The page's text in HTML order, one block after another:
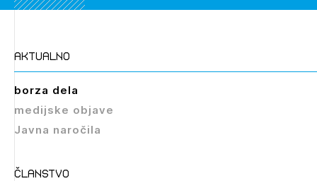
aktualno
borza dela
medijske objave
Javna naročila
članstvo